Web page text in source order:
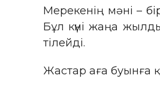
Мерекенің мәні –
Бұл күні жаңа
тілейді.
Жастар аға буынға